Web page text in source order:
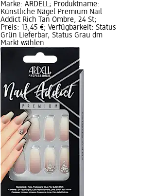
Marke: ARDELL; Produktname:
Künstliche Nägel Premium Nail
Addict Rich Tan Ombre, 24 St;
Preis: 13,45 €; Verfügbarkeit: Status
Grün Lieferbar, Status Grau dm
Markt wählen